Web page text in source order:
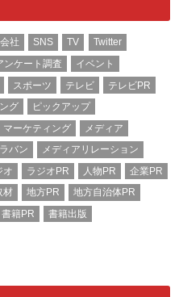
社 SNS TV
Twitter
ンケート調査
イベント
スポーツ テレビ
テレビPR
グ
ピックアップ
マーケティング
メディア
バン
メディアリレーション
オ ラジオPR 人物PR
企業PR
材 地方PR
地方自治体PR
書籍PR
書籍出版